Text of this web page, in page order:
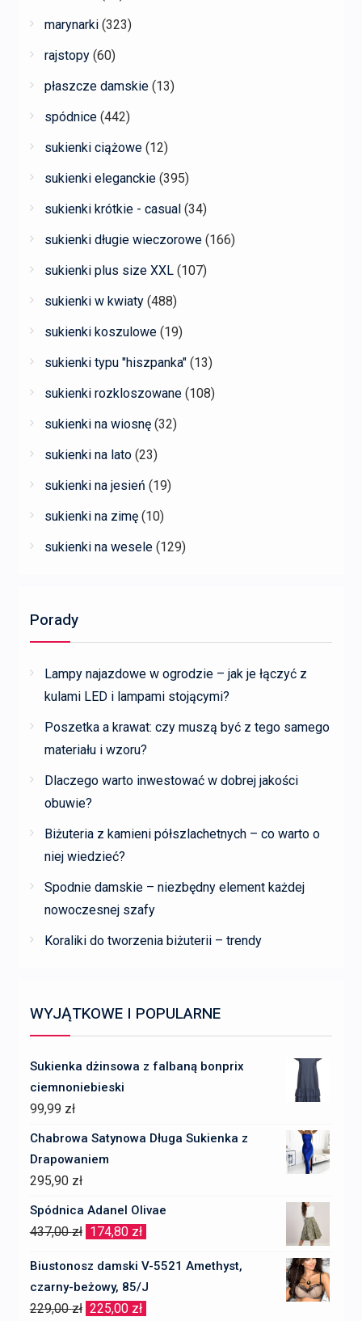
marynarki (323)
rajstopy (60)
płaszcze damskie (13)
spódnice (442)
sukienki ciążowe (12)
sukienki eleganckie (395)
sukienki krótkie - casual (34)
sukienki długie wieczorowe (166)
sukienki plus size XXL (107)
sukienki w kwiaty (488)
sukienki koszulowe (19)
sukienki typu "hiszpanka" (13)
sukienki rozkloszowane (108)
sukienki na wiosnę (32)
sukienki na lato (23)
sukienki na jesień (19)
sukienki na zimę (10)
sukienki na wesele (129)
Porady
Lampy najazdowe w ogrodzie – jak je łączyć z
kulami LED i lampami stojącymi?
Poszetka a krawat: czy muszą być z tego samego
materiału i wzoru?
Dlaczego warto inwestować w dobrej jakości
obuwie?
Biżuteria z kamieni półszlachetnych – co warto o
niej wiedzieć?
Spodnie damskie – niezbędny element każdej
nowoczesnej szafy
Koraliki do tworzenia biżuterii – trendy
WYJĄTKOWE I POPULARNE
Sukienka dżinsowa z falbaną bonprix
ciemnoniebieski
99,99 zł
Chabrowa Satynowa Długa Sukienka z
Drapowaniem
295,90 zł
Spódnica Adanel Olivae
437,00zł Pierwotna
437,00 zł.
174,80 zł
174,80 zł.
Biustonosz damski V-5521 Amethyst,
czarny-beżowy, 85/J
229,00zł Pierwotna
225,00 zł